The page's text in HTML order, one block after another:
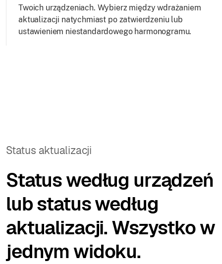
Twoich urządzeniach. Wybierz między wdrażaniem
aktualizacji natychmiast po zatwierdzeniu lub
ustawieniem niestandardowego harmonogramu.
Status aktualizacji
Status według urządzeń
lub status według
aktualizacji. Wszystko w
jednym widoku.